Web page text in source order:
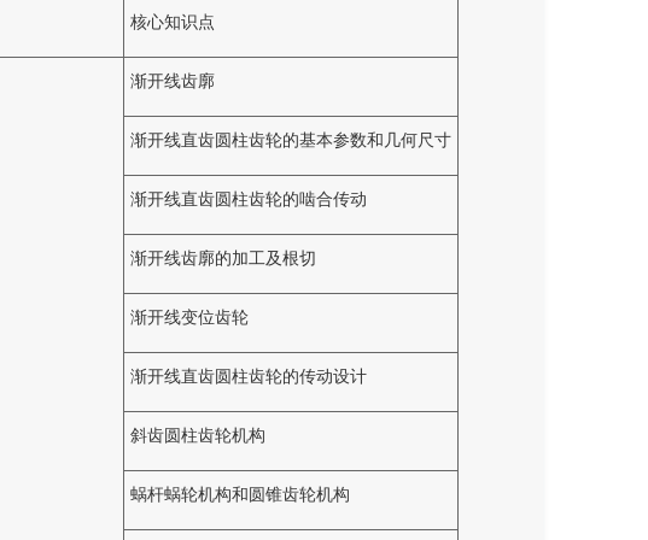
核心知识点
渐开线齿廓
渐开线直齿圆柱齿轮的基本参数和几何尺寸
渐开线直齿圆柱齿轮的啮合传动
渐开线齿廓的加工及根切
渐开线变位齿轮
渐开线直齿圆柱齿轮的传动设计
斜齿圆柱齿轮机构
蜗杆蜗轮机构和圆锥齿轮机构